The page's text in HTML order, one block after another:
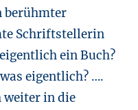
berühmter
Schriftstellerin
ein Buch?
eigentlich? ….
weiter in die